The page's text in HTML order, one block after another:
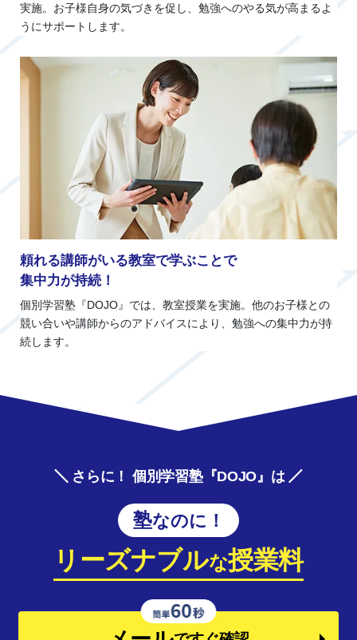
実施。お子様自身の気づきを促し、勉強へのやる気が高まるよ
うにサポートします。
頼れる講師がいる教室で学ぶことで
集中力が持続！
個別学習塾『DOJO』では、教室授業を実施。他のお子様との
競い合いや講師からのアドバイスにより、勉強への集中力が持
続します。
さらに！ 個別学習塾『DOJO』は
塾なのに！
リーズナブルな授業料